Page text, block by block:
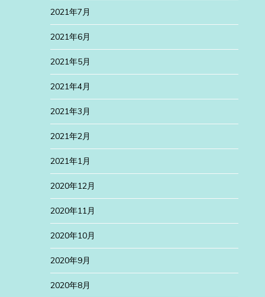
2021年7月
2021年6月
2021年5月
2021年4月
2021年3月
2021年2月
2021年1月
2020年12月
2020年11月
2020年10月
2020年9月
2020年8月